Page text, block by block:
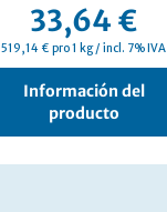
33,64 €
519,14 € pro 1 kg / incl. 7% IVA
Información del
producto